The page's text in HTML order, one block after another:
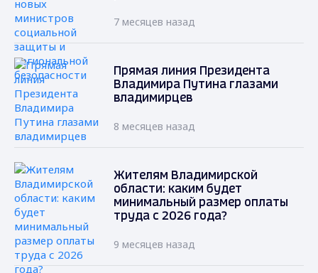
7 месяцев назад
Прямая линия Президента
Владимира Путина глазами
владимирцев
8 месяцев назад
Жителям Владимирской
области: каким будет
минимальный размер оплаты
труда с 2026 года?
9 месяцев назад